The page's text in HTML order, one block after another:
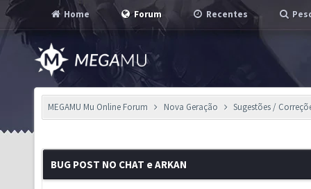
Home Forum Recentes
MEGAMU Mu Online Forum Nova Geração Sugestões /
BUG POST NO CHAT e ARKAN